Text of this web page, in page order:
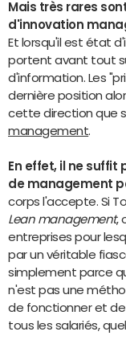
Mais très rares
d'innovation
Et lorsqu'il est état
portent avant tout
d'information. Les
dernière position
cette direction que
management.
En effet, il ne suffit
de management
corps l'accepte. Si
Lean management,
entreprises pour
par un véritable
simplement parce
n'est pas une
de fonctionner et
tous les salariés,